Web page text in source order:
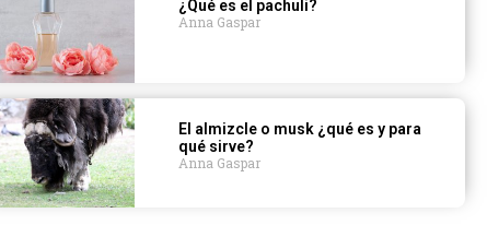
¿Qué es el pachuli?
Anna Gaspar
El almizcle o musk ¿qué es y para
qué sirve?
Anna Gaspar